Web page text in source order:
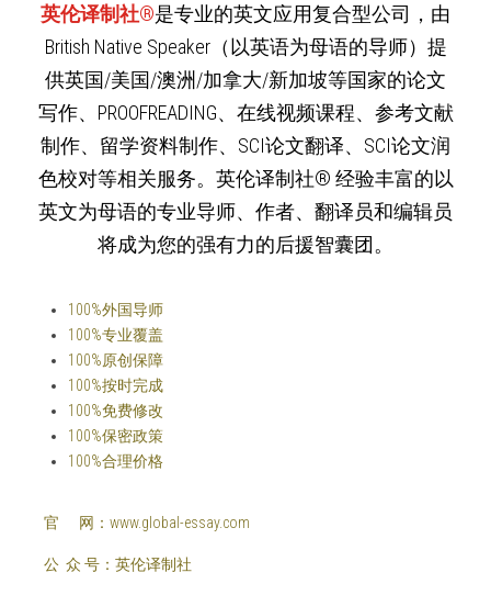
英伦译制社®是专业的英文应用复合型公司，由
British Native Speaker（以英语为母语的导师）提
供英国/美国/澳洲/加拿大/新加坡等国家的论文
写作、PROOFREADING、在线视频课程、参考文献
制作、留学资料制作、SCI论文翻译、SCI论文润
色校对等相关服务。英伦译制社®️ 经验丰富的以
英文为母语的专业导师、作者、翻译员和编辑员
将成为您的强有力的后援智囊团。
100%外国导师
100%专业覆盖
100%原创保障
100%按时完成
100%免费修改
100%保密政策
100%合理价格
  官      网：www.global-essay.com
  公  众 号：英伦译制社